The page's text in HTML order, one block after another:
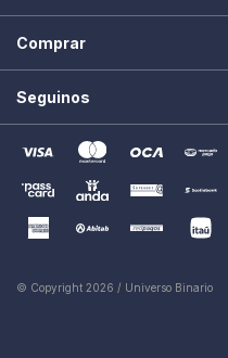
Comprar
Seguinos
© Copyright 2026 / Universo Binario